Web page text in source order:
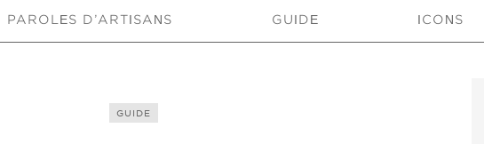
PAROLES D’ARTISANS GUIDE ICONS
GUIDE